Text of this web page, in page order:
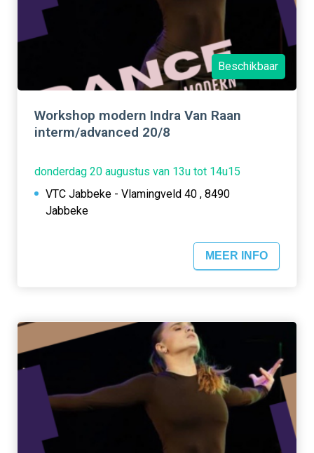
Beschikbaar
Workshop modern Indra Van Raan
interm/advanced 20/8
donderdag 20 augustus van 13u tot 14u15
VTC Jabbeke - Vlamingveld 40 , 8490
Jabbeke
MEER INFO